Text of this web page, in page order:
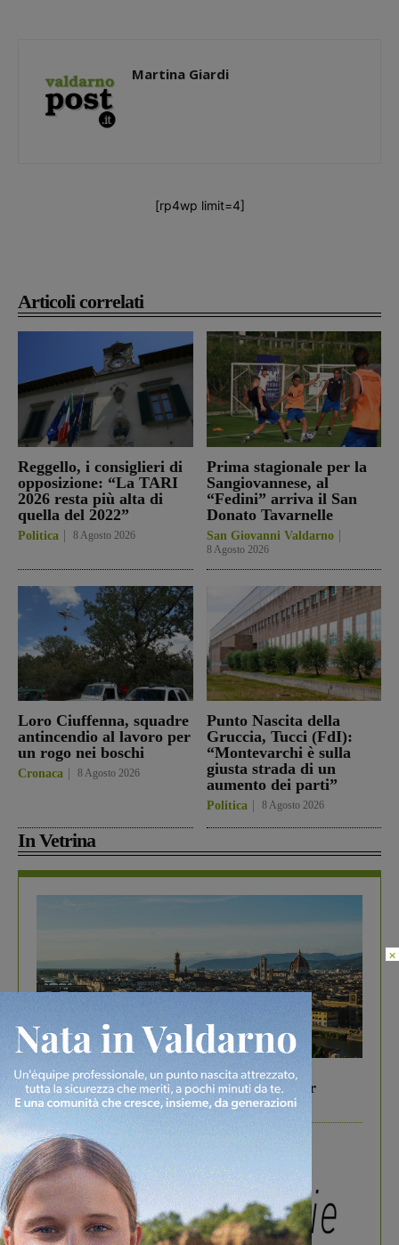
Articoli correlati
Reggello, i consiglieri di
opposizione: “La TARI
2026 resta più alta di
quella del 2022”
Politica 8 Agosto 2026
Prima stagionale per la
Sangiovannese, al
“Fedini” arriva il San
Donato Tavarnelle
San Giovanni Valdarno
8 Agosto 2026
Loro Ciuffenna, squadre
antincendio al lavoro per
un rogo nei boschi
Cronaca 8 Agosto 2026
Punto Nascita della
Gruccia, Tucci (FdI):
“Montevarchi è sulla
giusta strada di un
aumento dei parti”
Politica 8 Agosto 2026
In Vetrina
In vetrina 6 Agosto 2026
Gita di famiglia a Firenze: 5 idee per far
divertire i tuoi figli
Martina Giardi
[rp4wp limit=4]
×